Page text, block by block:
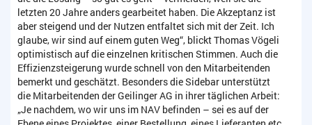
letzten 20 Jahre anders gearbeitet haben. Die Akzeptanz ist
aber steigend und der Nutzen entfaltet sich mit der Zeit. Ich
glaube, wir sind auf einem guten Weg“, blickt Thomas Vögeli
optimistisch auf die einzelnen kritischen Stimmen. Auch die
Effizienzsteigerung wurde schnell von den Mitarbeitenden
bemerkt und geschätzt. Besonders die Sidebar unterstützt
die Mitarbeitenden der Geilinger AG in ihrer täglichen Arbeit:
„Je nachdem, wo wir uns im NAV befinden – sei es auf der